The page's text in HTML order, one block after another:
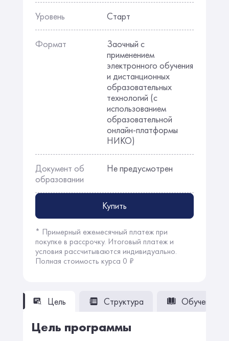
Цель Структура Обучение
Цель программы
Уровень Старт
Формат
Заочный с
применением
электронного обучения
и дистанционных
образовательных
технологий (с
использованием
образовательной
онлайн-платформы
НИКО)
Документ об
образовании
Не предусмотрен
Купить
* Примерный ежемесячный платеж при
покупке в рассрочку. Итоговый платеж и
условия рассчитываются индивидуально.
Полная стоимость курса 0 ₽